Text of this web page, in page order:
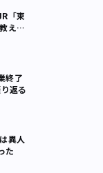
「東
えて
終了
返る
異人
た